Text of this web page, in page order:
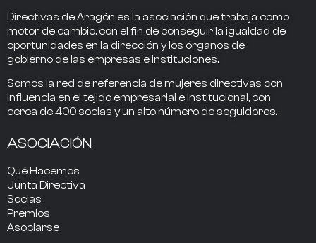
Directivas de Aragón es la asociación que trabaja como
motor de cambio, con el fin de conseguir la igualdad de
oportunidades en la dirección y los órganos de
gobierno de las empresas e instituciones.
Somos la red de referencia de mujeres directivas con
influencia en el tejido empresarial e institucional, con
cerca de400 socias y un alto número de seguidores.
ASOCIACIÓN
Qué Hacemos
Junta Directiva
Socias
Premios
Asociarse